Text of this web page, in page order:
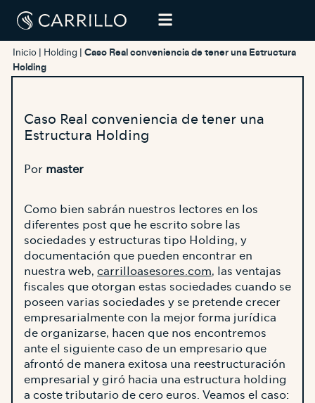
Inicio Holding
Caso Real conveniencia de tener una Estructura
Holding
Caso Real conveniencia de tener una
Estructura Holding
Por master
Como bien sabrán nuestros lectores en los
diferentes post que he escrito sobre las
sociedades y estructuras tipo Holding, y
documentación que pueden encontrar en
nuestra web, carrilloasesores.com, las ventajas
fiscales que otorgan estas sociedades cuando se
poseen varias sociedades y se pretende crecer
empresarialmente con la mejor forma jurídica
de organizarse, hacen que nos encontremos
ante el siguiente caso de un empresario que
afrontó de manera exitosa una reestructuración
empresarial y giró hacia una estructura holding
a coste tributario de cero euros. Veamos el caso: